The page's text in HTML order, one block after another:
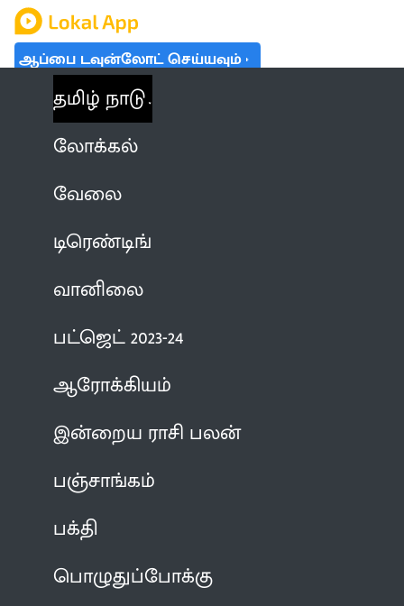
ஆப்பை டவுன்லோட் செய்யவும்
தமிழ் நாடு
லோக்கல்
வேலை
டிரெண்டிங்
வானிலை
பட்ஜெட் 2023-24
ஆரோக்கியம்
இன்றைய ராசி பலன்
பஞ்சாங்கம்
பக்தி
பொழுதுப்போக்கு